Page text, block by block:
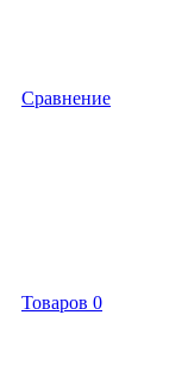
Сравнение
Товаров 0